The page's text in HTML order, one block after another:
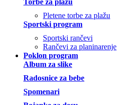
Torbe za plažu
Pletene torbe za plažu
Sportski program
Sportski rančevi
Rančevi za planinarenje
Poklon program
Album za slike
Radosnice za bebe
Spomenari